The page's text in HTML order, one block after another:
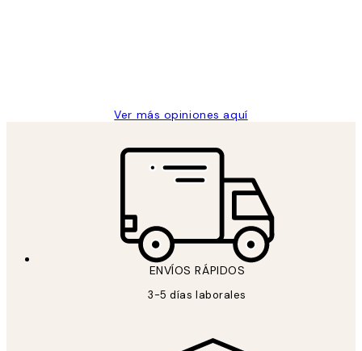
Ver más opiniones aquí
ENVÍOS RÁPIDOS
3-5 días laborales